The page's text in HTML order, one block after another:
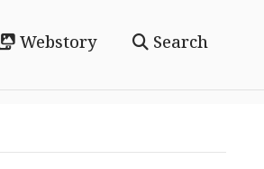
Webstory Search